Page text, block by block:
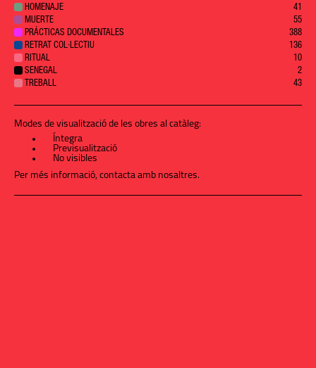
HOMENAJE
41
MUERTE
55
PRÁCTICAS DOCUMENTALES
388
RETRAT COL·LECTIU
136
RITUAL
10
SENEGAL
2
TREBALL
43
Modes de visualització de les obres al catàleg:
Íntegra
Previsualització
No visibles
Per més informació, contacta amb nosaltres.